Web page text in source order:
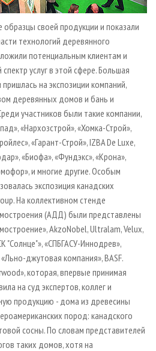
своей продукции и показали
технологий деревянного
потенциальным клиентам и
услуг в этой сфере. Большая
на экспозиции компаний,
деревянных домов и бань и
участников были такие компании,
«Нархозстрой», «Хомка-­Строй»,
«Гарант­-Строй», IZBA De Luxe,
«Биофа», «Фундэкс», «Крона»,
и многие другие. Особым
экспозиция канадских
На коллективном стенде
(АДД) были представлены
AkzoNobel, Ultralam, Velux,
"Солнце"», «СПБГАСУ-­Иннодрев»,
­джутовая компания», BASF.
которая, впервые принимая
на суд экспертов, коллег и
продукцию - дома из древесины
пород: канадского
сосны. По словам представителей
таких домов, хотя на